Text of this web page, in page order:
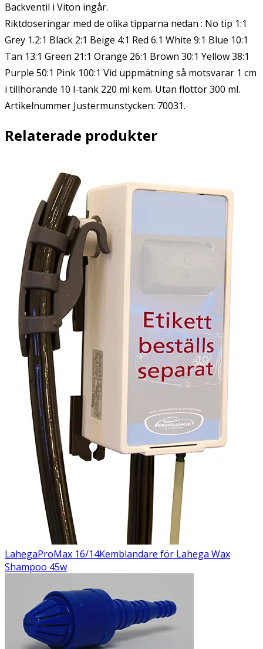
Backventil i Viton ingår.
Riktdoseringar med de olika tipparna nedan : No tip 1:1
Grey 1.2:1 Black 2:1 Beige 4:1 Red 6:1 White 9:1 Blue 10:1
Tan 13:1 Green 21:1 Orange 26:1 Brown 30:1 Yellow 38:1
Purple 50:1 Pink 100:1 Vid uppmätning så motsvarar 1 cm
i tillhörande 10 l-tank 220 ml kem. Utan flottör 300 ml.
Artikelnummer Justermunstycken: 70031.
Relaterade produkter
LahegaProMax 16/14Kemblandare för Lahega Wax
Shampoo 45w